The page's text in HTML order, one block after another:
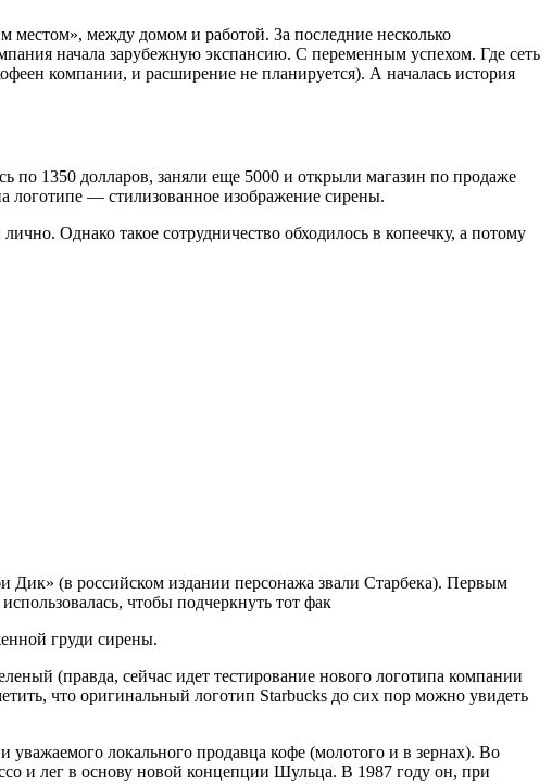
местом», между домом и работой. За последние несколько
начала зарубежную экспансию. С переменным успехом. Где сеть
компании, и расширение не планируется). А началась история
по 1350 долларов, заняли еще 5000 и открыли магазин по продаже
логотипе — стилизованное изображение сирены.
Однако такое сотрудничество обходилось в копеечку, а потому
Дик» (в российском издании персонажа звали Старбека). Первым
чтобы подчеркнуть тот фак
груди сирены.
(правда, сейчас идет тестирование нового логотипа компании
что оригинальный логотип Starbucks до сих пор можно увидеть
локального продавца кофе (молотого и в зернах). Во
и лег в основу новой концепции Шульца. В 1987 году он, при